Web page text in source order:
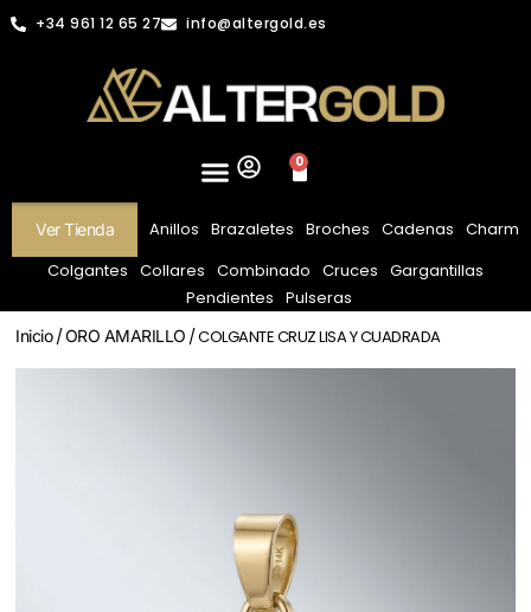
+34 961 12 65 27 info@altergold.es
0
Ver Tienda Anillos Brazaletes Broches Cadenas Charm
Colgantes Collares Combinado Cruces Gargantillas
Pendientes Pulseras
Inicio/ORO AMARILLO / COLGANTE CRUZ LISA Y CUADRADA